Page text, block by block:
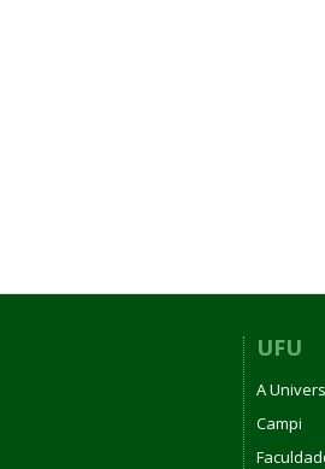
UFU
A
Campi